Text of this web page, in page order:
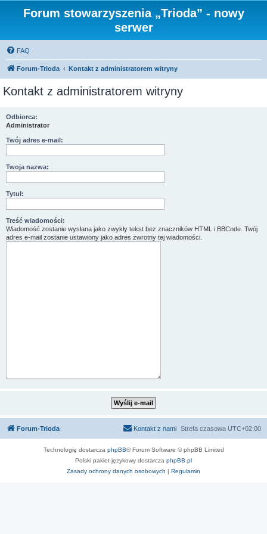
Forum stowarzyszenia „Trioda” - nowy
serwer
FAQ
Forum-Trioda Kontakt z administratorem witryny
Kontakt z administratorem witryny
Odbiorca:
Administrator
Twój adres e-mail:
Twoja nazwa:
Tytuł:
Treść wiadomości:
Wiadomość zostanie wysłana jako zwykły tekst bez znaczników HTML i BBCode. Twój
adres e-mail zostanie ustawiony jako adres zwrotny tej wiadomości.
Forum-Trioda Strefa czasowa UTC+02:00
Kontakt z nami
Technologię dostarcza phpBB® Forum Software © phpBB Limited
Polski pakiet językowy dostarcza phpBB.pl
Zasady ochrony danych osobowych | Regulamin